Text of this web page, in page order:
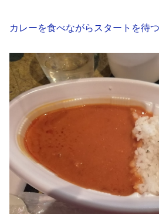
カレーを食べながらスタートを待つ